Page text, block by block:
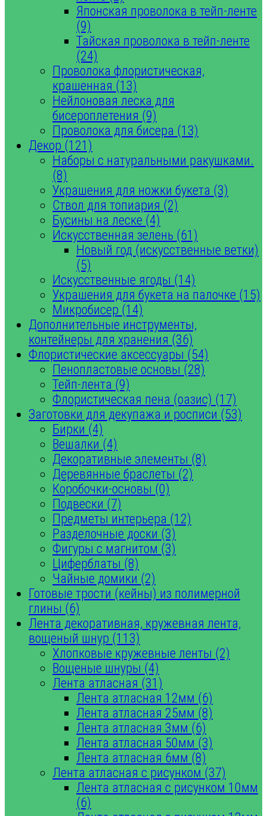
Японская проволока в тейп-ленте
(9)
Тайская проволока в тейп-ленте
(24)
Проволока флористическая,
крашенная (13)
Нейлоновая леска для
бисероплетения (9)
Проволока для бисера (13)
Декор (121)
Наборы с натуральными ракушками.
(8)
Украшения для ножки букета (3)
Ствол для топиария (2)
Бусины на леске (4)
Искусственная зелень (61)
Новый год (искусственные ветки)
(5)
Искусственные ягоды (14)
Украшения для букета на палочке (15)
Микробисер (14)
Дополнительные инструменты,
контейнеры для хранения (36)
Флористические аксессуары (54)
Пенопластовые основы (28)
Тейп-лента (9)
Флористическая пена (оазис) (17)
Заготовки для декупажа и росписи (53)
Бирки (4)
Вешалки (4)
Декоративные элементы (8)
Деревянные браслеты (2)
Коробочки-основы (0)
Подвески (7)
Предметы интерьера (12)
Разделочные доски (3)
Фигуры с магнитом (3)
Циферблаты (8)
Чайные домики (2)
Готовые трости (кейны) из полимерной
глины (6)
Лента декоративная, кружевная лента,
вощеный шнур (113)
Хлопковые кружевные ленты (2)
Вощеные шнуры (4)
Лента атласная (31)
Лента атласная 12мм (6)
Лента атласная 25мм (8)
Лента атласная 3мм (6)
Лента атласная 50мм (3)
Лента атласная 6мм (8)
Лента атласная с рисунком (37)
Лента атласная с рисунком 10мм
(6)